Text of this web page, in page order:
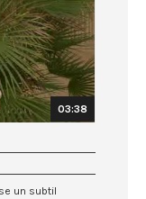
03:38
un subtil